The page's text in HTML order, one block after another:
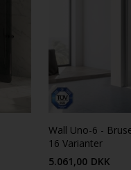
Wall Uno-6 -
16 Varianter
5.061,00 DKK